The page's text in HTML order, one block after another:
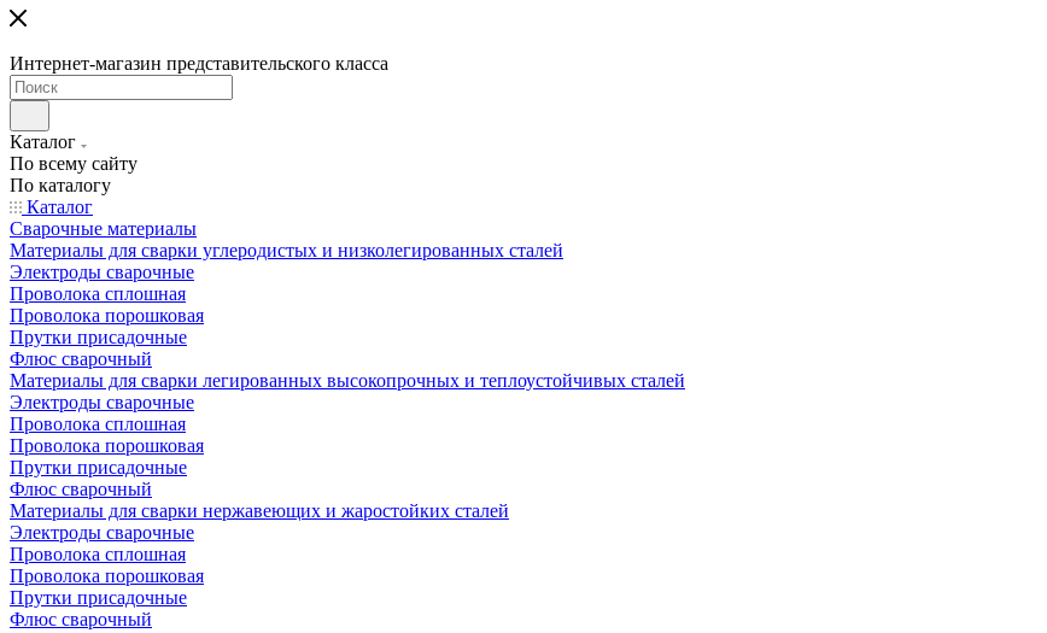
Интернет-магазин представительского класса
Каталог
По всему сайту
По каталогу
Каталог
Сварочные материалы
Материалы для сварки углеродистых и низколегированных сталей
Электроды сварочные
Проволока сплошная
Проволока порошковая
Прутки присадочные
Флюс сварочный
Материалы для сварки легированных высокопрочных и теплоустойчивых сталей
Электроды сварочные
Проволока сплошная
Проволока порошковая
Прутки присадочные
Флюс сварочный
Материалы для сварки нержавеющих и жаростойких сталей
Электроды сварочные
Проволока сплошная
Проволока порошковая
Прутки присадочные
Флюс сварочный